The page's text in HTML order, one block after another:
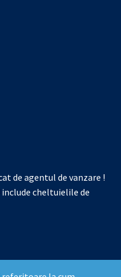
de agentul de vanzare !
include cheltuielile de